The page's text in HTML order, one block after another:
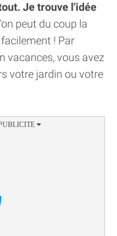
Je trouve l'idée
peut du coup la
! Par
vacances, vous avez
votre jardin ou votre